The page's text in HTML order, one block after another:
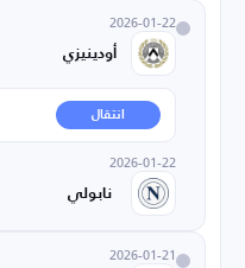
2026-01-22
أودينيزي
انتقال
2026-01-22
نابولي
2026-01-21